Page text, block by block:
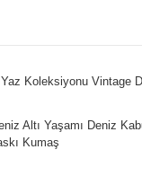
Yaz Koleksiyonu Vintage